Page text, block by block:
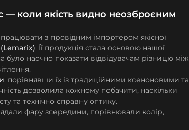
— коли якість видно неозброєним
з провідним імпортером якісної
. Її продукція стала основою нашої
було наочно показати відвідувачам різницю між
, порівнявши їх із традиційними ксеноновими та
дозволила кожному побачити, наскільки
та технічно справну оптику.
фару зсередини, порівнювали колір,